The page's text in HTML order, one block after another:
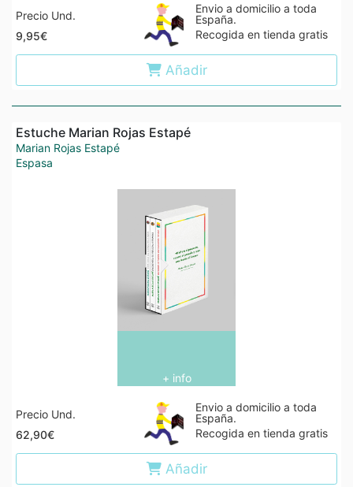
Precio Und.
9,95€
Envio a domicilio a toda
España.
Recogida en tienda gratis
Añadir
Estuche Marian Rojas Estapé
Marian Rojas Estapé
Espasa
+ info
Precio Und.
62,90€
Envio a domicilio a toda
España.
Recogida en tienda gratis
Añadir